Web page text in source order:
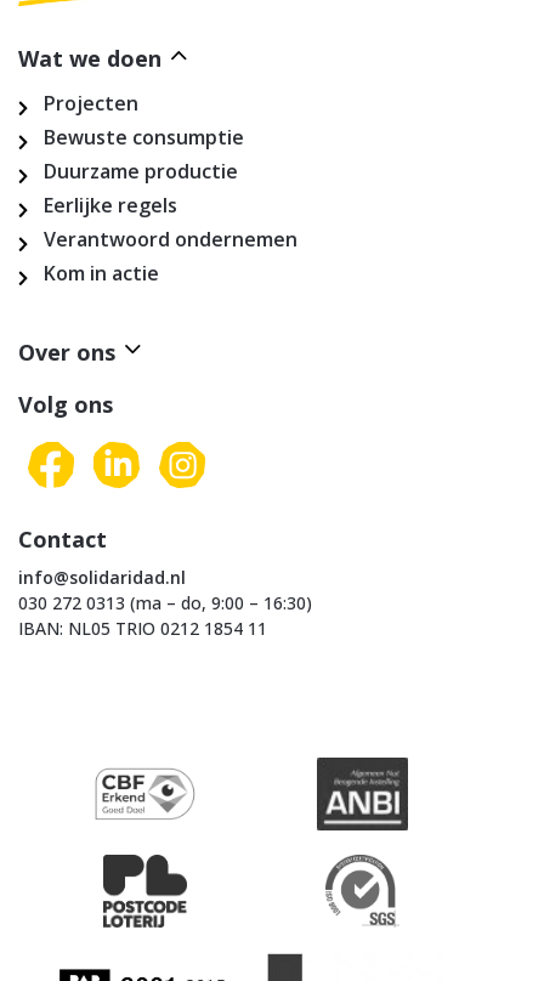
Wat we doen
Projecten
Bewuste consumptie
Duurzame productie
Eerlijke regels
Verantwoord ondernemen
Kom in actie
Over ons
Volg ons
Contact
info@solidaridad.nl
030 272 0313 (ma – do, 9:00 – 16:30)
IBAN: NL05 TRIO 0212 1854 11